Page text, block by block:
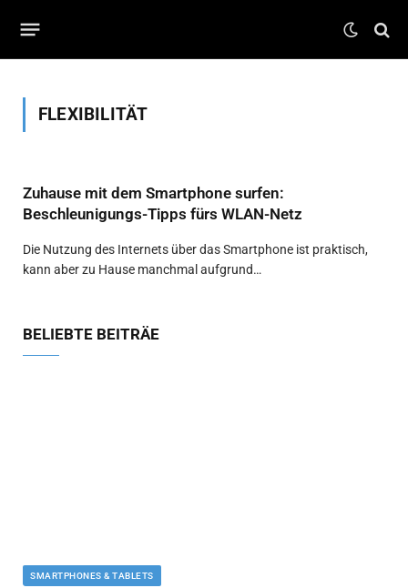
FLEXIBILITÄT
Zuhause mit dem Smartphone surfen:
Beschleunigungs-Tipps fürs WLAN-Netz
Die Nutzung des Internets über das Smartphone ist praktisch,
kann aber zu Hause manchmal aufgrund…
BELIEBTE BEITRÄE
SMARTPHONES & TABLETS